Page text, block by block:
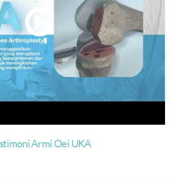
Armi Oei UKA